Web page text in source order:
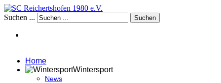
Suchen ... Suchen
Home
Wintersport
News